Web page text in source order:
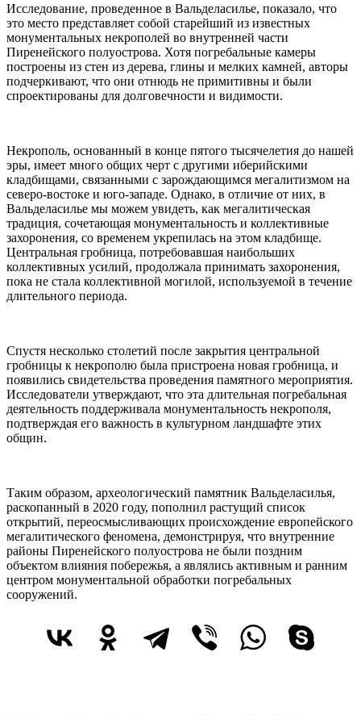
Исследование, проведенное в Вальделасилье, показало, что
это место представляет собой старейший из известных
монументальных некрополей во внутренней части
Пиренейского полуострова. Хотя погребальные камеры
построены из стен из дерева, глины и мелких камней, авторы
подчеркивают, что они отнюдь не примитивны и были
спроектированы для долговечности и видимости.
Некрополь, основанный в конце пятого тысячелетия до нашей
эры, имеет много общих черт с другими иберийскими
кладбищами, связанными с зарождающимся мегалитизмом на
северо-востоке и юго-западе. Однако, в отличие от них, в
Вальделасилье мы можем увидеть, как мегалитическая
традиция, сочетающая монументальность и коллективные
захоронения, со временем укрепилась на этом кладбище.
Центральная гробница, потребовавшая наибольших
коллективных усилий, продолжала принимать захоронения,
пока не стала коллективной могилой, используемой в течение
длительного периода.
Спустя несколько столетий после закрытия центральной
гробницы к некрополю была пристроена новая гробница, и
появились свидетельства проведения памятного мероприятия.
Исследователи утверждают, что эта длительная погребальная
деятельность поддерживала монументальность некрополя,
подтверждая его важность в культурном ландшафте этих
общин.
Таким образом, археологический памятник Вальделасилья,
раскопанный в 2020 году, пополнил растущий список
открытий, переосмысливающих происхождение европейского
мегалитического феномена, демонстрируя, что внутренние
районы Пиренейского полуострова не были поздним
объектом влияния побережья, а являлись активным и ранним
центром монументальной обработки погребальных
сооружений.